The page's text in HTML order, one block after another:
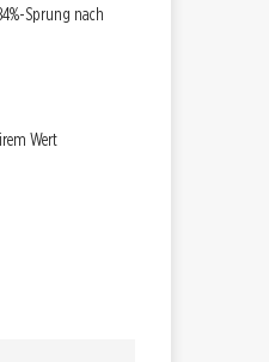
Sprung nach
Wert